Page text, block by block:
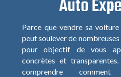
Auto
Parce que vendre sa
peut soulever de
pour objectif de vous
concrètes et
comprendre